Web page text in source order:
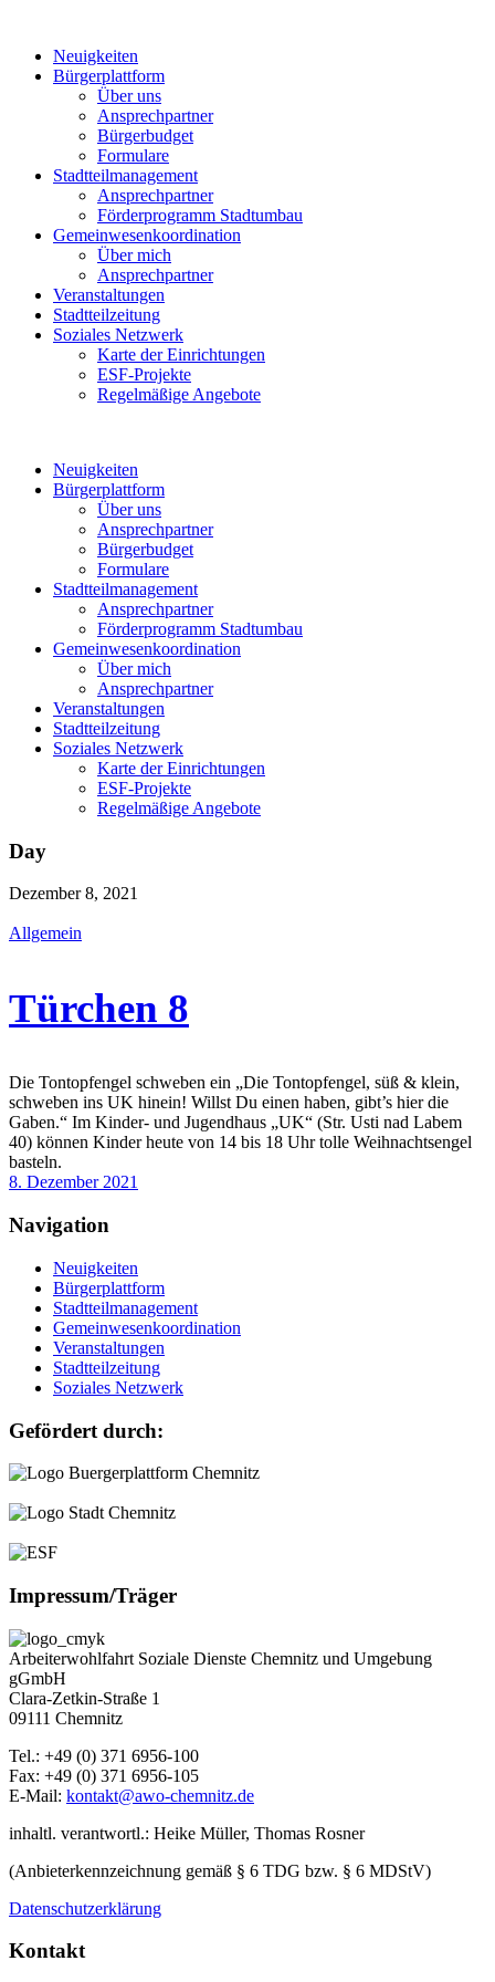
Neuigkeiten
Bürgerplattform
Über uns
Ansprechpartner
Bürgerbudget
Formulare
Stadtteilmanagement
Ansprechpartner
Förderprogramm Stadtumbau
Gemeinwesenkoordination
Über mich
Ansprechpartner
Veranstaltungen
Stadtteilzeitung
Soziales Netzwerk
Karte der Einrichtungen
ESF-Projekte
Regelmäßige Angebote
Neuigkeiten
Bürgerplattform
Über uns
Ansprechpartner
Bürgerbudget
Formulare
Stadtteilmanagement
Ansprechpartner
Förderprogramm Stadtumbau
Gemeinwesenkoordination
Über mich
Ansprechpartner
Veranstaltungen
Stadtteilzeitung
Soziales Netzwerk
Karte der Einrichtungen
ESF-Projekte
Regelmäßige Angebote
Day
Dezember 8, 2021
Allgemein
Türchen 8
Die Tontopfengel schweben ein „Die Tontopfengel, süß & klein,
schweben ins UK hinein! Willst Du einen haben, gibt’s hier die
Gaben.“ Im Kinder- und Jugendhaus „UK“ (Str. Usti nad Labem
40) können Kinder heute von 14 bis 18 Uhr tolle Weihnachtsengel
basteln.
8. Dezember 2021
Navigation
Neuigkeiten
Bürgerplattform
Stadtteilmanagement
Gemeinwesenkoordination
Veranstaltungen
Stadtteilzeitung
Soziales Netzwerk
Gefördert durch:
Impressum/Träger
Arbeiterwohlfahrt Soziale Dienste Chemnitz und Umgebung
gGmbH
Clara-Zetkin-Straße 1
09111 Chemnitz
Tel.: +49 (0) 371 6956-100
Fax: +49 (0) 371 6956-105
E-Mail: kontakt@awo-chemnitz.de
inhaltl. verantwortl.: Heike Müller, Thomas Rosner
(Anbieterkennzeichnung gemäß § 6 TDG bzw. § 6 MDStV)
Datenschutzerklärung
Kontakt